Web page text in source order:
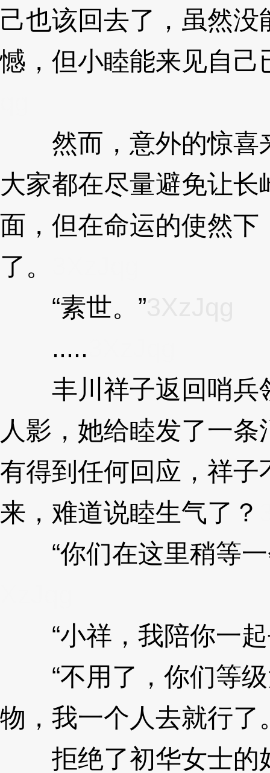
己也该回去了，虽然
憾，但小睦能来见自己
然而，意外的惊喜
大家都在尽量避免让
面，但在命运的使然
了。
“素世。”
.....
丰川祥子返回哨兵
人影，她给睦发了一
有得到任何回应，祥
来，难道说睦生气了？
“你们在这里稍等一
“小祥，我陪你一起
“不用了，你们等级
物，我一个人去就行了
拒绝了初华女士的